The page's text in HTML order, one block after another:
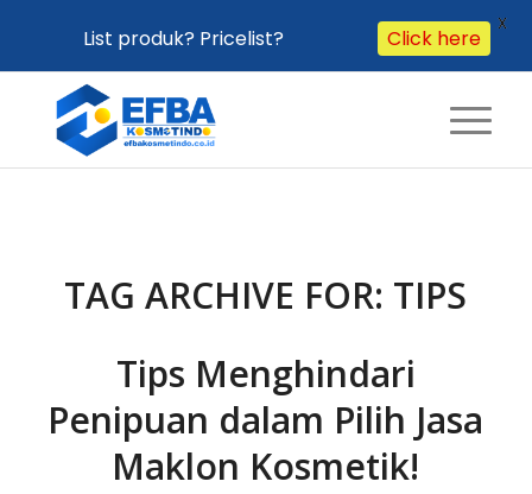
TAG ARCHIVE FOR: TIPS
Tips Menghindari
Penipuan dalam Pilih Jasa
Maklon Kosmetik!
List produk? Pricelist? Click here
X